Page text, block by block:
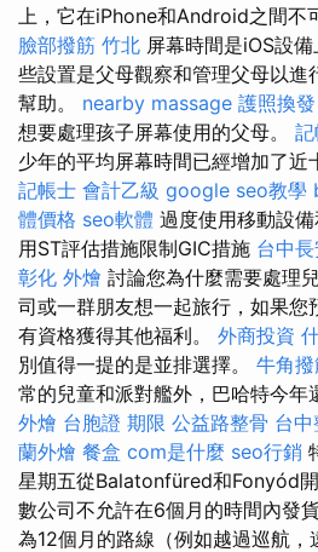
上，它在iPhone和Android之間不
臉部撥筋 竹北 屏幕時間是iOS設
些設置是父母觀察和管理父母以進
幫助。 nearby massage 護照換發
想要處理孩子屏幕使用的父母。
少年的平均屏幕時間已經增加了近
記帳士 會計乙級 google seo教學
體價格 seo軟體 過度使用移動設
用ST評估措施限制GIC措施 台中
彰化 外燴 討論您為什麼需要處理
司或一群朋友想一起旅行，如果
有資格獲得其他福利。 外商投資
別值得一提的是並排選擇。 牛角
常的兒童和派對艦外，巴哈特今年
外燴 台胞證 期限 公益路整骨 台
蘭外燴 餐盒 com是什麼 seo行銷
星期五從Balatonfüred和Fonyód開
數公司不允許在6個月的時間內發
為12個月的路線（例如越過巡航，